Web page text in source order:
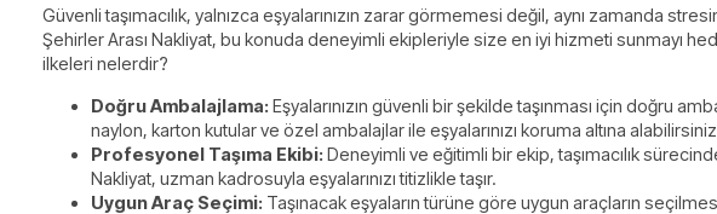
Güvenli taşımacılık, yalnızca eşyalarınızın zarar görmemesi değil, aynı zamanda
Şehirler Arası Nakliyat, bu konuda deneyimli ekipleriyle size en iyi hizmeti sunmayı
ilkeleri nelerdir?
Doğru Ambalajlama: Eşyalarınızın güvenli bir şekilde taşınması için doğru
naylon, karton kutular ve özel ambalajlar ile eşyalarınızı koruma altına
Profesyonel Taşıma Ekibi: Deneyimli ve eğitimli bir ekip, taşımacılık
Nakliyat, uzman kadrosuyla eşyalarınızı titizlikle taşır.
Uygun Araç Seçimi: Taşınacak eşyaların türüne göre uygun araçların